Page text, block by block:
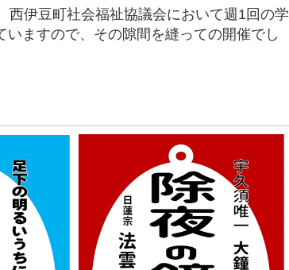
西伊豆町社会福祉協議会において週1回の学
いますので、その隙間を縫っての開催でし